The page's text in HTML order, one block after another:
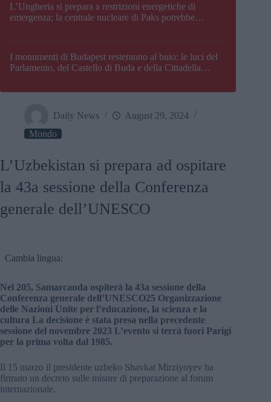
L’Ungheria si prepara a restrizioni energetiche di
emergenza; la centrale nucleare di Paks potrebbe
I monumenti di Budapest resteranno al buio: le luci del
Parlamento, del Castello di Buda e della Cittadella
Daily News
August 29, 2024
Mondo
L’Uzbekistan si prepara ad ospitare
la 43a sessione della Conferenza
generale dell’UNESCO
Cambia lingua:
Nel 205, Samarcanda ospiterà la 43a sessione della
Conferenza generale dell’UNESCO25 Organizzazione
delle Nazioni Unite per l’educazione, la scienza e la
cultura La decisione è stata presa nella precedente
sessione del novembre 2023 L’evento si terrà fuori Parigi
per la prima volta dal 1985.
Il 15 marzo il presidente uzbeko Shavkat Mirziyoyev ha
firmato un decreto sulle misure di preparazione al forum
internazionale.